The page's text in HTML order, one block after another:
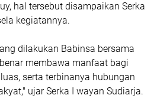
hal tersebut disampaikan Serka
kegiatannya.
dilakukan Babinsa bersama
membawa manfaat bagi
serta terbinanya hubungan
ujar Serka I wayan Sudiarja.